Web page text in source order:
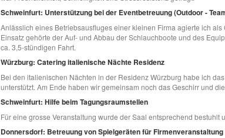
Schweinfurt: Unterstützung bei der Eventbetreuung (Outdoor -
Anlässlich eines Betriebsausfluges einer kleinen Firma agierte ich
Einsatz gehörte der Auf- und Abbau der Schlauchboote und des
ca. 3,5-stündigen Fahrt.
Würzburg: Catering italienische Nächte Residenz
Bei den italienischen Nächten in der Residenz Würzburg habe ich
unterstützt. Am Ende haben wir gemeinsam noch das Geschirr und
Schweinfurt: Hilfe beim Tagungsraumstellen
Für eine grosse Veranstaltung wurde der Saal entsprechend bestuhlt
Donnersdorf: Betreuung von Spielgeräten für Firmenveranstaltung